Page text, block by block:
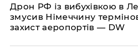
​Дрон РФ із вибухівкою в
змусив Німеччину
захист аеропортів — DW